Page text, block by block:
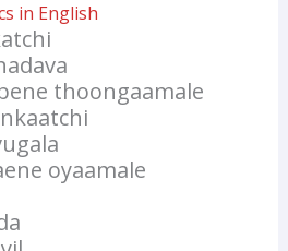
in English
thoongaamale
oyaamale